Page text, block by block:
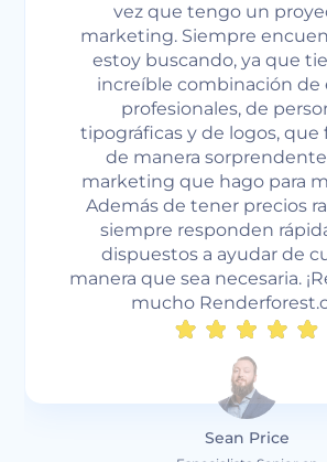
ideas y visiones en
plantillas. Las
usuario final vea su
mayores que un
Más de la mitad de los
marketing del mundo
que el video es el
contenido con el
Nicholas
Presidente de